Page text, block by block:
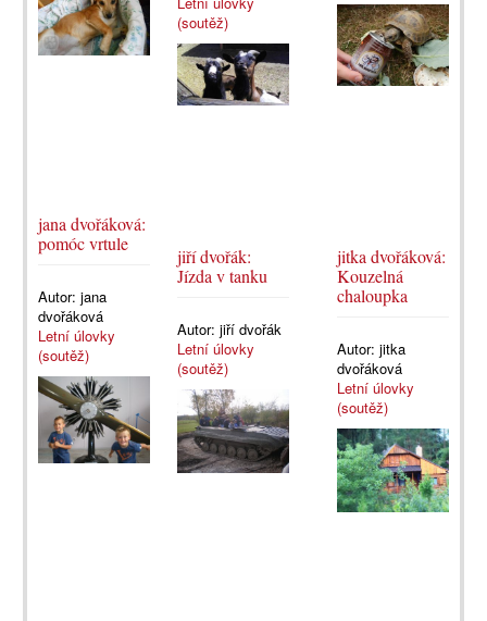
(soutěž)
jana dvořáková:
pomóc vrtule
Autor: jana
dvořáková
Letní úlovky
(soutěž)
jiří dvořák:
Jízda v tanku
Autor:jiří dvořák
Letní úlovky
(soutěž)
jitka dvořáková:
Kouzelná
chaloupka
Autor:jitka
dvořáková
Letní úlovky
(soutěž)